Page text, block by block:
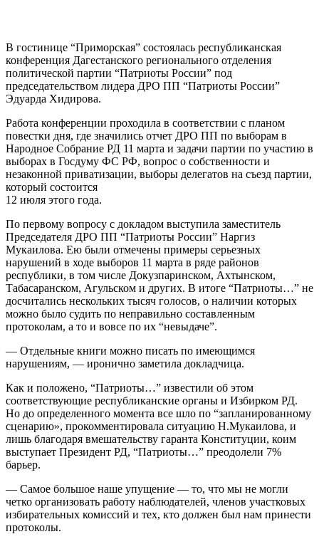
В гостинице “Приморская” состоялась республиканская
конференция Дагестанского регионального отделения
политической партии “Патриоты России” под
председательством лидера ДРО ПП “Патриоты России”
Эдуарда Хидирова.
Работа конференции проходила в соответствии с планом
повестки дня, где значились отчет ДРО ПП по выборам в
Народное Собрание РД 11 марта и задачи партии по участию в
выборах в Госдуму ФС РФ, вопрос о собственности и
незаконной приватизации, выборы делегатов на съезд партии,
который состоится
12 июля этого года.
По первому вопросу с докладом выступила заместитель
Председателя ДРО ПП “Патриоты России” Наргиз
Мукаилова. Ею были отмечены примеры серьезных
нарушений в ходе выборов 11 марта в ряде районов
республики, в том числе Докузпаринском, Ахтынском,
Табасаранском, Агульском и других. В итоге “Патриоты…” не
досчитались нескольких тысяч голосов, о наличии которых
можно было судить по неправильно составленным
протоколам, а то и вовсе по их “невыдаче”.
— Отдельные книги можно писать по имеющимся
нарушениям, — иронично заметила докладчица.
Как и положено, “Патриоты…” известили об этом
соответствующие республиканские органы и Избирком РД.
Но до определенного момента все шло по “запланированному
сценарию», прокомментировала ситуацию Н.Мукаилова, и
лишь благодаря вмешательству гаранта Конституции, коим
выступает Президент РД, “Патриоты…” преодолели 7%
барьер.
— Самое большое наше упущение — то, что мы не могли
четко организовать работу наблюдателей, членов участковых
избирательных комиссий и тех, кто должен был нам принести
протоколы.